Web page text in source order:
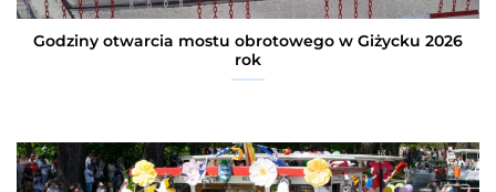
Godziny otwarcia mostu obrotowego w Giżycku 2026
rok